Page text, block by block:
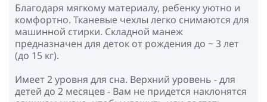
Благодаря мягкому материалу, ребенку уютно и
комфортно. Тканевые чехлы легко снимаются для
машинной стирки. Складной манеж
предназначен для деток от рождения до ~ 3 лет
(до 15 кг).
Имеет 2 уровня для сна. Верхний уровень - для
детей до 2 месяцев - Вам не придется наклонятся